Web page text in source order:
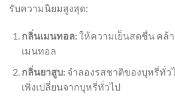
รับความนิยมสูงสุด:
กลิ่นเมนทอล:ให้ความเย็นสดชื่น คล้
เมนทอล
กลิ่นยาสูบ:จำลองรสชาติของบุหรี่ทั่ว
เพิ่งเปลี่ยนจากบุหรี่ทั่วไป